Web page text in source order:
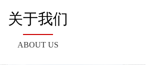
关于我们
ABOUT US